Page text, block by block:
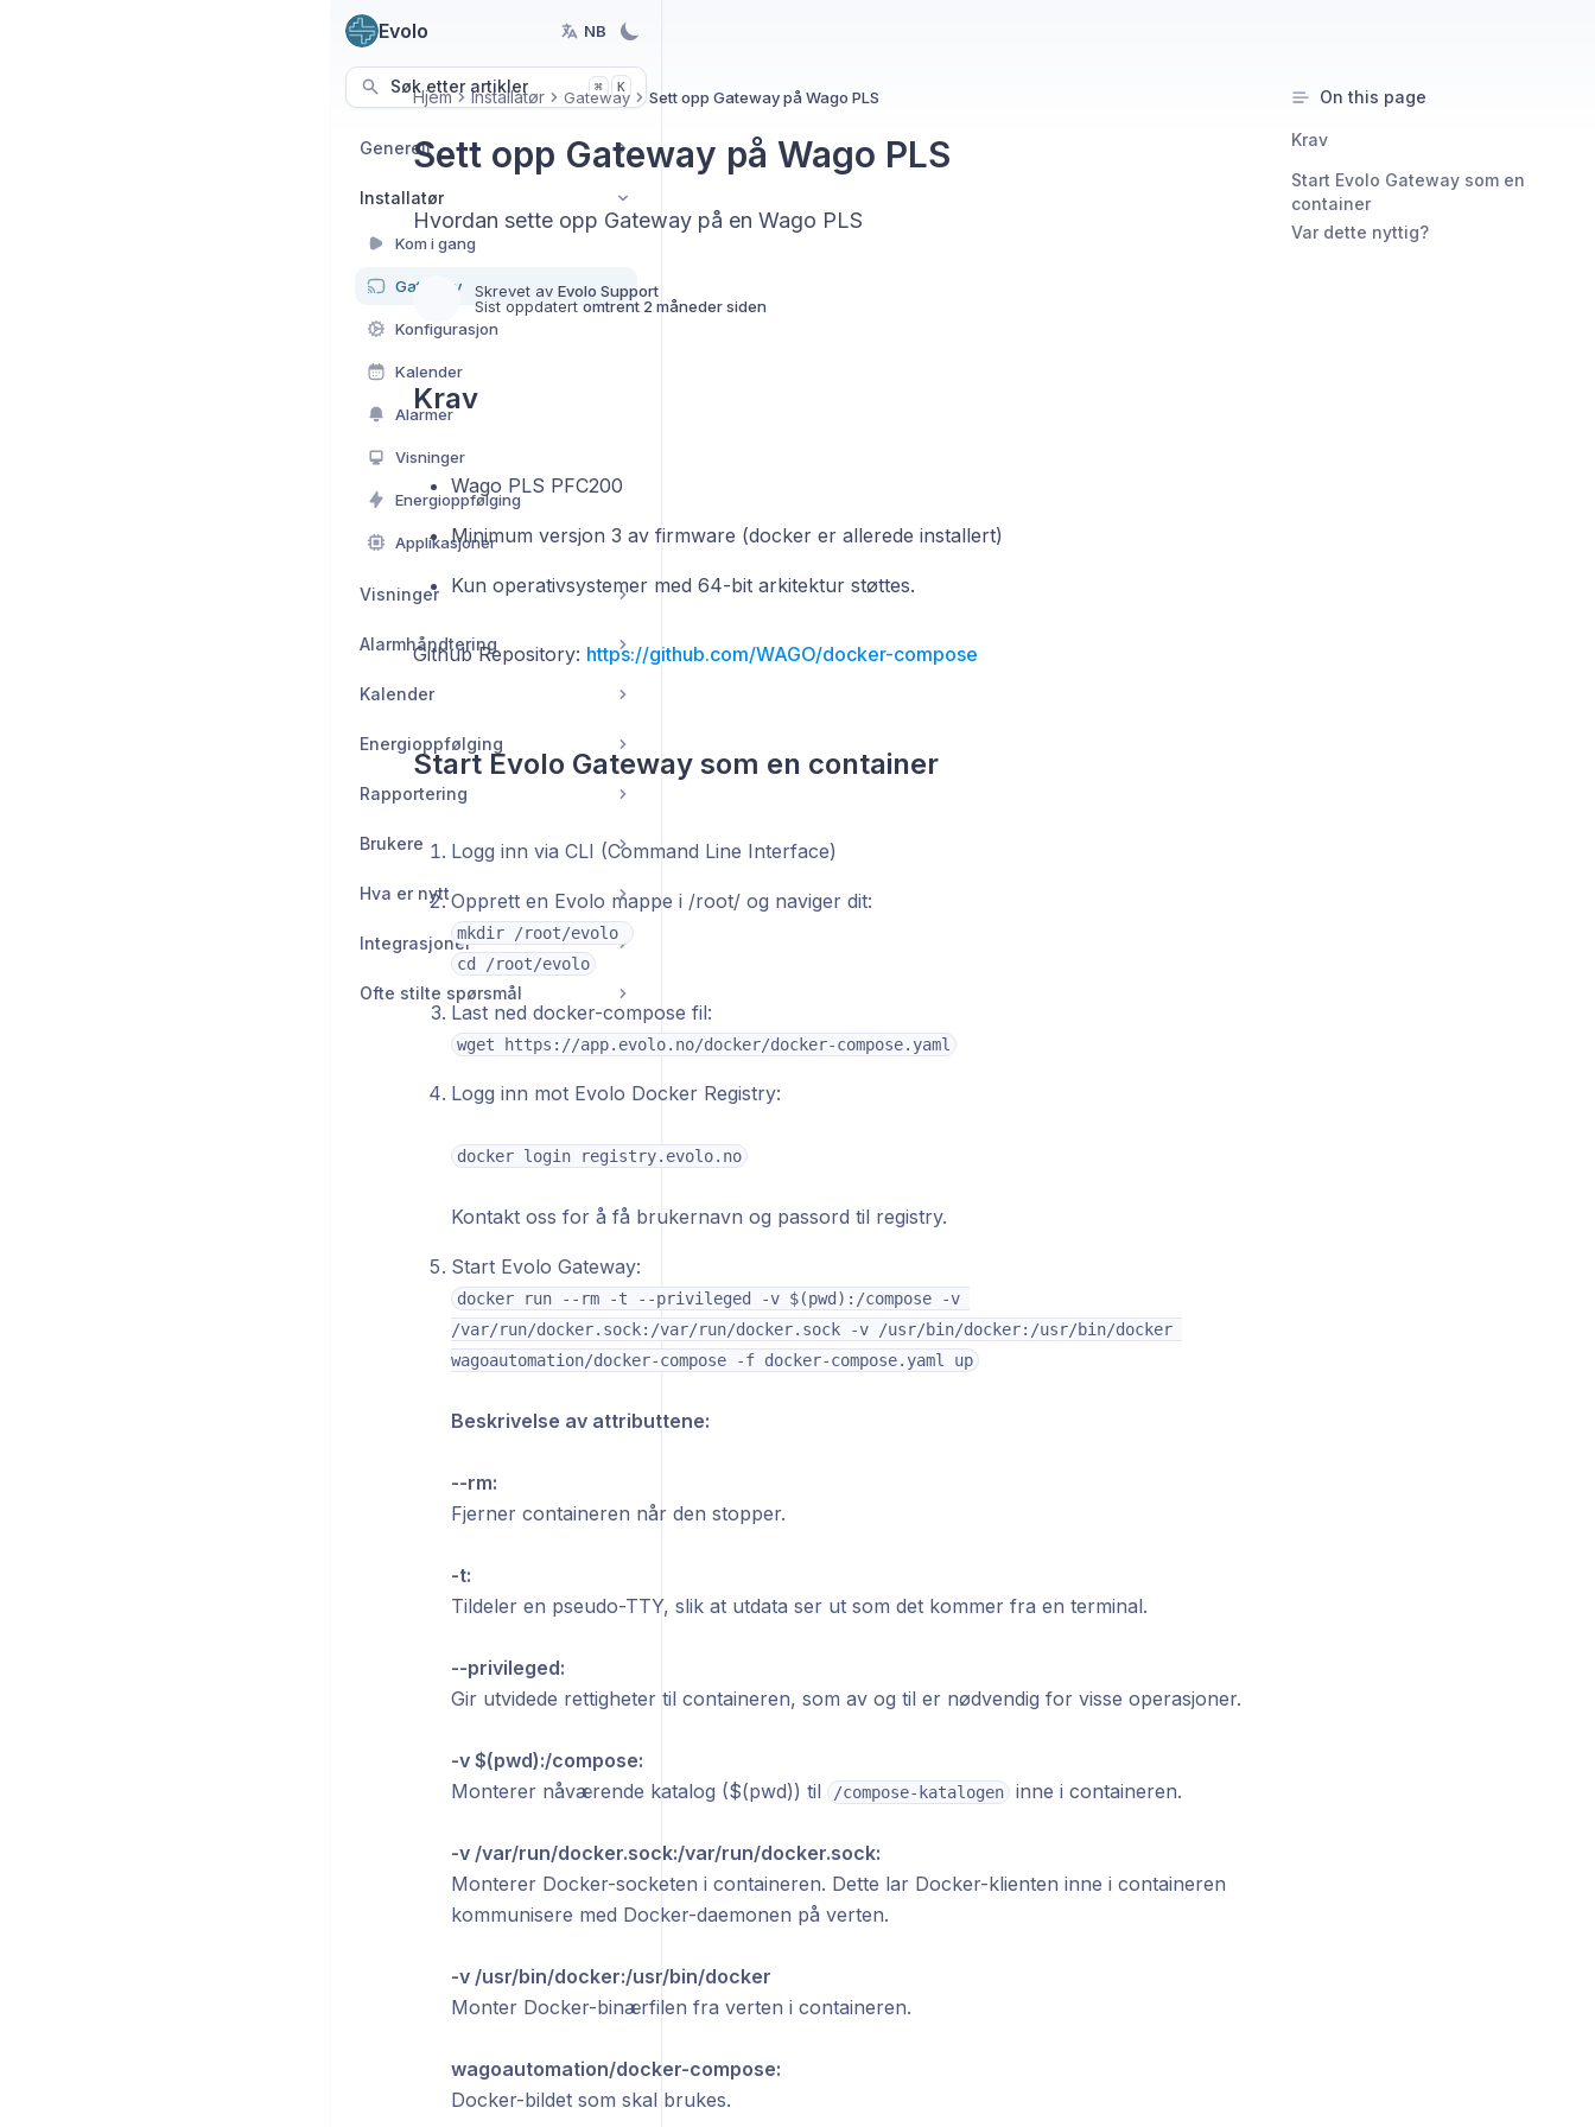
Evolo NB
Søk etter artikler ⌘ K
Generelt
Installatør
Kom i gang
Gateway
Konfigurasjon
Kalender
Alarmer
Visninger
Energioppfølging
Applikasjoner
Visninger
Alarmhåndtering
Kalender
Energioppfølging
Rapportering
Brukere
Hva er nytt
Integrasjoner
Ofte stilte spørsmål
Hjem Installatør Gateway Sett opp Gateway på Wago PLS
Sett opp Gateway på Wago PLS
Hvordan sette opp Gateway på en Wago PLS
Skrevet av Evolo Support
Sist oppdatert omtrent 2 måneder siden
Krav
Wago PLS PFC200
Minimum versjon 3 av firmware (docker er allerede installert)
Kun operativsystemer med 64-bit arkitektur støttes.
Github Repository: https://github.com/WAGO/docker-compose
Start Evolo Gateway som en container
Logg inn via CLI (Command Line Interface)
Opprett en Evolo mappe i /root/ og naviger dit:
mkdir /root/evolo
cd /root/evolo
Last ned docker-compose fil:
wget https://app.evolo.no/docker/docker-compose.yaml
Logg inn mot Evolo Docker Registry:
docker login registry.evolo.no
Kontakt oss for å få brukernavn og passord til registry.
Start Evolo Gateway:
docker run --rm -t --privileged -v $(pwd):/compose -v
/var/run/docker.sock:/var/run/docker.sock -v /usr/bin/docker:/usr/bin/docker
wagoautomation/docker-compose -f docker-compose.yaml up
Beskrivelse av attributtene:
--rm:
Fjerner containeren når den stopper.
-t:
Tildeler en pseudo-TTY, slik at utdata ser ut som det kommer fra en terminal.
--privileged:
Gir utvidede rettigheter til containeren, som av og til er nødvendig for visse operasjoner.
-v $(pwd):/compose:
Monterer nåværende katalog ($(pwd)) til
/compose-katalogen inne i containeren.
-v /var/run/docker.sock:/var/run/docker.sock:
Monterer Docker-socketen i containeren. Dette lar Docker-klienten inne i containeren
kommunisere med Docker-daemonen på verten.
-v /usr/bin/docker:/usr/bin/docker
Monter Docker-binærfilen fra verten i containeren.
wagoautomation/docker-compose:
Docker-bildet som skal brukes.
On this page
Krav
Start Evolo Gateway som en
container
Var dette nyttig?